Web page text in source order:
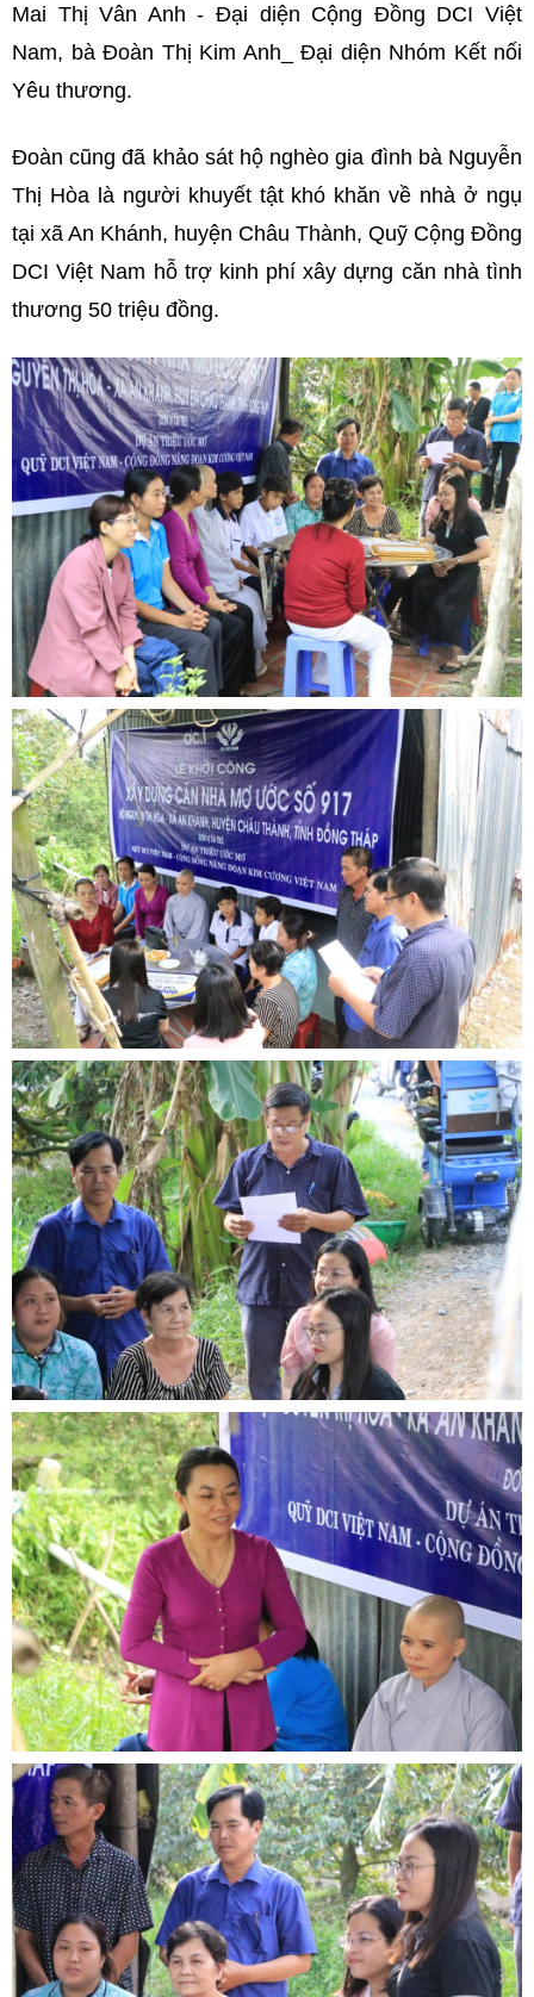
Mai Thị Vân Anh - Đại diện Cộng Đồng DCI Việt
Nam, bà Đoàn Thị Kim Anh_ Đại diện Nhóm Kết nối
Yêu thương.
Đoàn cũng đã khảo sát hộ nghèo gia đình bà Nguyễn
Thị Hòa là người khuyết tật khó khăn về nhà ở ngụ
tại xã An Khánh, huyện Châu Thành, Quỹ Cộng Đồng
DCI Việt Nam hỗ trợ kinh phí xây dựng căn nhà tình
thương 50 triệu đồng.